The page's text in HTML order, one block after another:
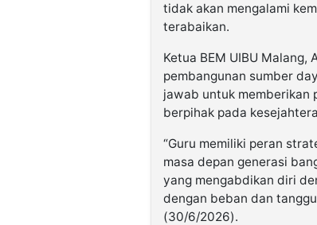
tidak akan mengalami
terabaikan.
Ketua BEM UIBU
pembangunan sumber
jawab untuk memberikan
berpihak pada
“Guru memiliki peran
masa depan generasi
yang mengabdikan diri
dengan beban dan
(30/6/2026).